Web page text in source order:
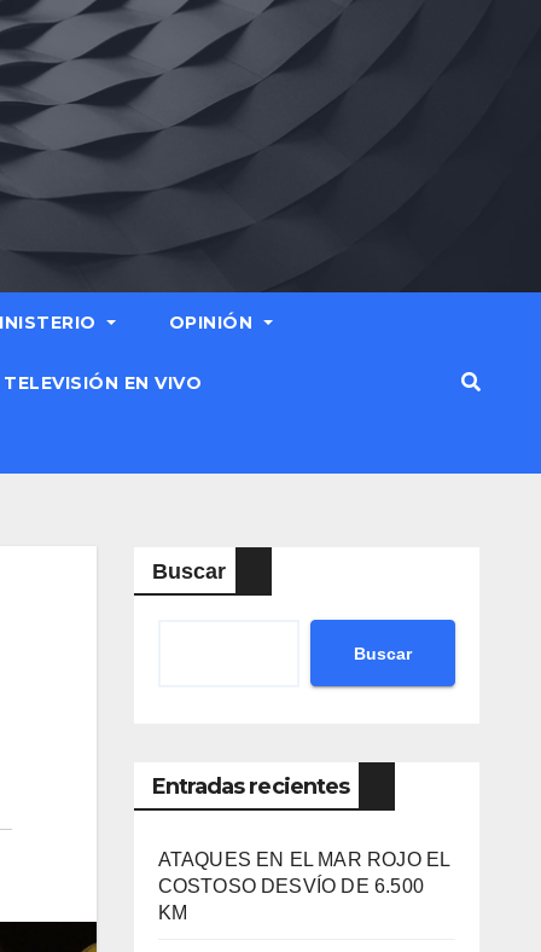
OPINIÓN
TELEVISIÓN EN VIVO
Buscar
Buscar
Entradas recientes
ATAQUES EN EL MAR ROJO EL
COSTOSO DESVÍO DE 6.500
KM